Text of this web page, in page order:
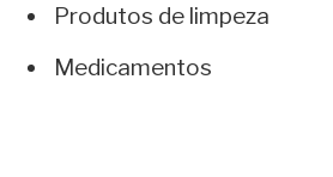
Produtos de limpeza
Medicamentos